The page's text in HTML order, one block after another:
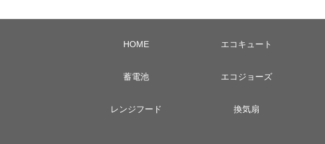
HOME エコキュート
蓄電池 エコジョーズ
レンジフード 換気扇